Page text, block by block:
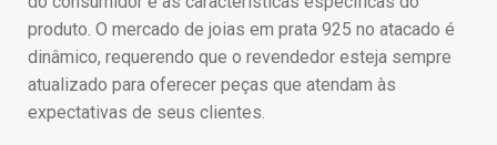
produto. O mercado de joias em prata 925 no atacado é
dinâmico, requerendo que o revendedor esteja sempre
atualizado para oferecer peças que atendam às
expectativas de seus clientes.